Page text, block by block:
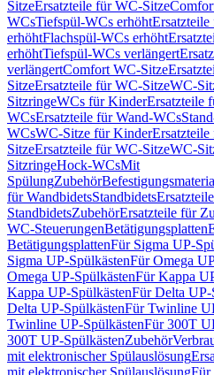
SitzeErsatzteile für WC-Sitze
WCsTiefspül-WCs erhöht
erhöhtFlachspül-WCs erhöht
erhöhtTiefspül-WCs verlängert
verlängertComfort WC-Sitze
SitzeErsatzteile für WC-SitzeWC-
SitzringeWCs für KinderErsatzteile
WCsErsatzteile für Wand-WCs
WCsWC-Sitze für Kinder
SitzeErsatzteile für WC-SitzeWC-
SitzringeHock-WCsMit
SpülungZubehör
für WandbidetsStandbidets
StandbidetsZubehörErsatzteile für
WC-SteuerungenBetätigungsplatten
BetätigungsplattenFür Sigma UP-
Sigma UP-SpülkästenFür Omega
Omega UP-SpülkästenFür Kappa
Kappa UP-SpülkästenFür Delta UP-
Delta UP-SpülkästenFür Twinline
Twinline UP-SpülkästenFür 300T
300T UP-SpülkästenZubehör
mit elektronischer Spülauslösung
mit elektronischer SpülauslösungFür